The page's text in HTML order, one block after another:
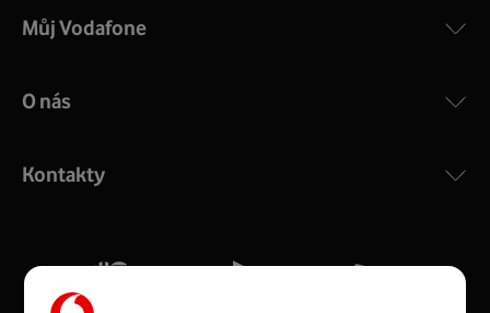
COMPAL CH7465VF
silný signál pro celou domácnost. Kompaktní rozměry 21
Více o COMPAL CH7465VF
Můj Vodafone
O nás
Kontakty